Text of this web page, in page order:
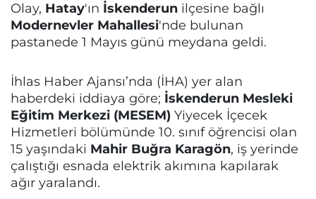
Olay, Hatay'ın İskenderun ilçesine bağlı
Modernevler Mahallesi'nde bulunan
pastanede 1 Mayıs günü meydana geldi.
İhlas Haber Ajansı’nda (İHA) yer alan
haberdeki iddiaya göre; İskenderun Mesleki
Eğitim Merkezi (MESEM) Yiyecek İçecek
Hizmetleri bölümünde 10. sınıf öğrencisi olan
15 yaşındaki Mahir Buğra Karagön, iş yerinde
çalıştığı esnada elektrik akımına kapılarak
ağır yaralandı.